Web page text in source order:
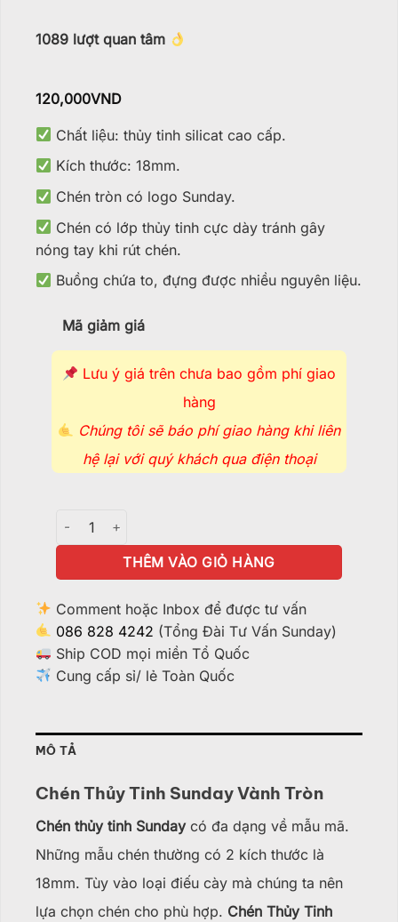
1089 lượt quan tâm
120,000VND
Chất liệu: thủy tinh silicat cao cấp.
Kích thước: 18mm.
Chén tròn có logo Sunday.
Chén có lớp thủy tinh cực dày tránh gây
nóng tay khi rút chén.
Buồng chứa to, đựng được nhiều nguyên liệu.
Mã giảm giá
Lưu ý giá trên chưa bao gồm phí giao
hàng
Chúng tôi sẽ báo phí giao hàng khi liên
hệ lại với quý khách qua điện thoại
Chén Thủy Tinh Sunday Vành Tròn - L23 số lượng
THÊM VÀO GIỎ HÀNG
Comment hoặc Inbox để được tư vấn
086 828 4242 (Tổng Đài Tư Vấn Sunday)
Ship COD mọi miền Tổ Quốc
Cung cấp sỉ/ lẻ Toàn Quốc
MÔ TẢ
Chén Thủy Tinh Sunday Vành Tròn
Chén thủy tinh Sunday có đa dạng về mẫu mã.
Những mẫu chén thường có 2 kích thước là
18mm. Tùy vào loại điếu cày mà chúng ta nên
lựa chọn chén cho phù hợp. Chén Thủy Tinh